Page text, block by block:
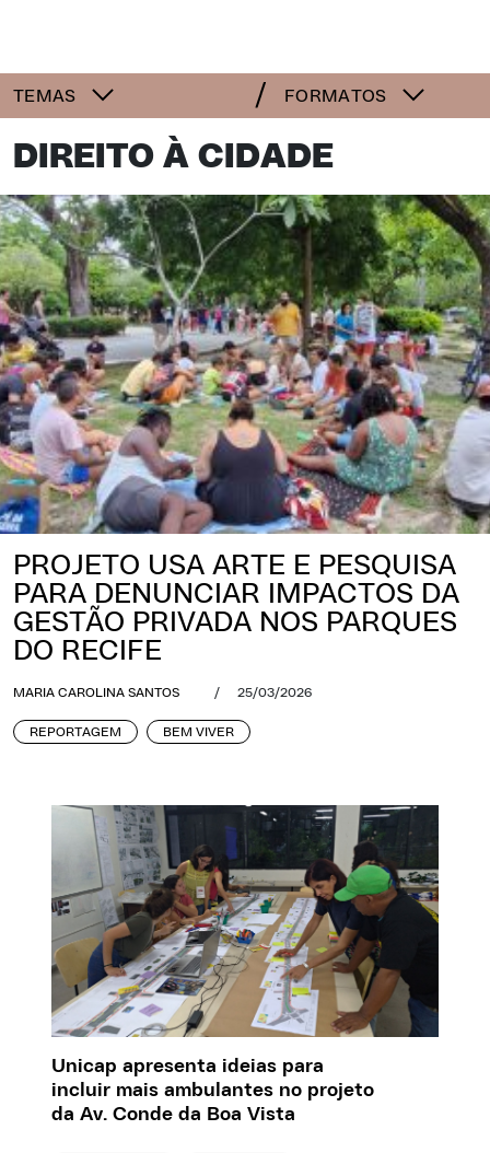
TEMAS FORMATOS
DIREITO À CIDADE
PROJETO USA ARTE E PESQUISA
PARA DENUNCIAR IMPACTOS DA
GESTÃO PRIVADA NOS PARQUES
DO RECIFE
MARIA CAROLINA SANTOS / 25/03/2026
REPORTAGEM BEM VIVER
Unicap apresenta ideias para
incluir mais ambulantes no projeto
da Av. Conde da Boa Vista